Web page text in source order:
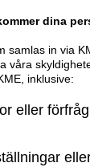
dina
samlas in via
våra
inklusive:
eller